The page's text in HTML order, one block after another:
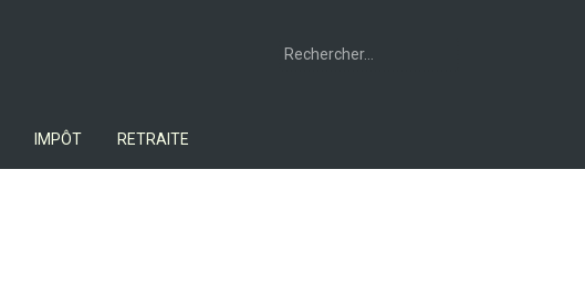
Rechercher :
IMPÔT RETRAITE